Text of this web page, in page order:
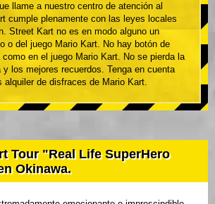
llame a nuestro centro de atención al
cumple plenamente con las leyes locales
Street Kart no es en modo alguno un
o del juego Mario Kart. No hay botón de
en el juego Mario Kart. No se pierda la
y los mejores recuerdos. Tenga en cuenta
alquiler de disfraces de Mario Kart.
Tour "Real Life SuperHero
Okinawa.